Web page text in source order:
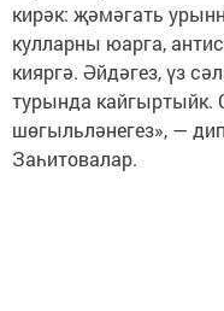
кирәк: җәмәгать
кулларны юарга,
кияргә. Әйдәгез, үз
турында кайгыртыйк.
шөгыльләнегез», —
Заһитовалар.